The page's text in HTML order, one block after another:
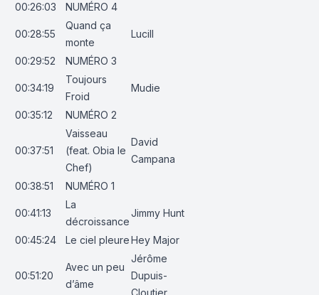
00:26:03
NUMÉRO 4
00:28:55
Quand ça
monte
Lucill
00:29:52 NUMÉRO 3
00:34:19
Toujours
Froid
Mudie
00:35:12 NUMÉRO 2
00:37:51
Vaisseau
(feat. Obia le
Chef)
David
Campana
00:38:51 NUMÉRO 1
00:41:13
La
décroissance
Jimmy Hunt
00:45:24 Le ciel pleureHey Major
00:51:20
Avec un peu
d’âme
Jérôme
Dupuis-
Cloutier